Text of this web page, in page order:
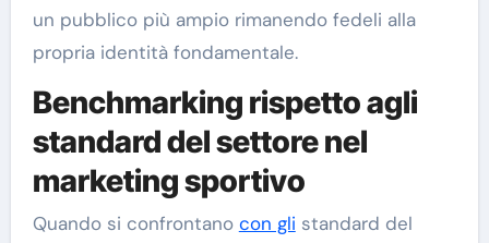
un pubblico più ampio rimanendo fedeli alla
propria identità fondamentale.
Benchmarking rispetto agli
standard del settore nel
marketing sportivo
Quando si confrontano con gli standard del